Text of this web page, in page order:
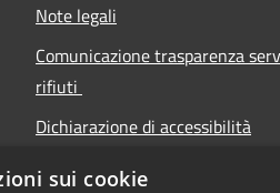
Note legali
Comunicazione trasparenza
rifiuti
Dichiarazione di accessibilità
sui cookie